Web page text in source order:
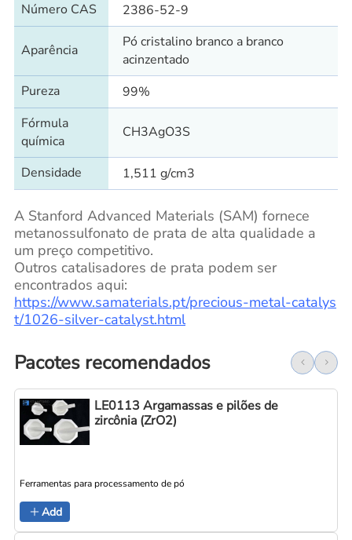
Número CAS 2386-52-9
Aparência
Pó cristalino branco a branco
acinzentado
Pureza
99%
Fórmula
química
CH3AgO3S
Densidade 1,511 g/cm3
A Stanford Advanced Materials (SAM) fornece
metanossulfonato de prata de alta qualidade a
um preço competitivo.
Outros catalisadores de prata podem ser
encontrados aqui:
https://www.samaterials.pt/precious-metal-catalys
t/1026-silver-catalyst.html
Pacotes recomendados
LE0113 Argamassas e pilões de
zircônia (ZrO2)
Ferramentas para processamento de pó
Add